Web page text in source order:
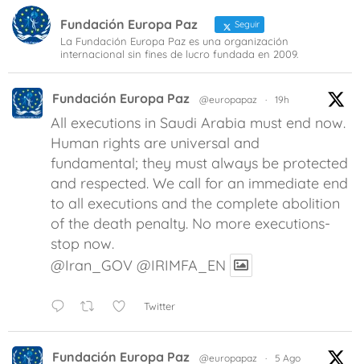
Fundación Europa Paz Seguir
La Fundación Europa Paz es una organización
internacional sin fines de lucro fundada en 2009.
Fundación Europa Paz @europapaz · 19h
All executions in Saudi Arabia must end now.
Human rights are universal and
fundamental; they must always be protected
and respected. We call for an immediate end
to all executions and the complete abolition
of the death penalty. No more executions-
stop now.
@Iran_GOV @IRIMFA_EN
Twitter
Fundación Europa Paz @europapaz · 5 Ago